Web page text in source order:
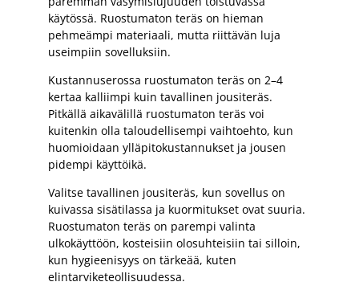
käytössä. Ruostumaton teräs on hieman
pehmeämpi materiaali, mutta riittävän luja
useimpiin sovelluksiin.
Kustannuserossa ruostumaton teräs on 2–4
kertaa kalliimpi kuin tavallinen jousiteräs.
Pitkällä aikavälillä ruostumaton teräs voi
kuitenkin olla taloudellisempi vaihtoehto, kun
huomioidaan ylläpitokustannukset ja jousen
pidempi käyttöikä.
Valitse tavallinen jousiteräs, kun sovellus on
kuivassa sisätilassa ja kuormitukset ovat suuria.
Ruostumaton teräs on parempi valinta
ulkokäyttöön, kosteisiin olosuhteisiin tai silloin,
kun hygieenisyys on tärkeää, kuten
elintarviketeollisuudessa.